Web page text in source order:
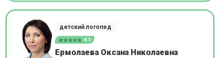
детский логопед
4.1
Ермолаева Оксана Николаевна